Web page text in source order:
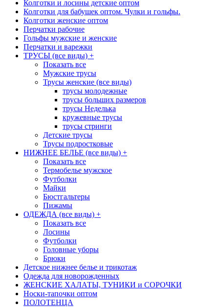
Колготки и лосины детские оптом
Колготки для бабушек оптом. Чулки и гольфы.
Колготки женские оптом
Перчатки рабочие
Гольфы мужские и женские
Перчатки и варежки
ТРУСЫ (все виды) +
Показать все
Мужские трусы
Трусы женские (все виды)
трусы молодежные
трусы больших размеров
трусы Неделька
кружевные трусы
трусы стринги
Детские трусы
Трусы подростковые
НИЖНЕЕ БЕЛЬЕ (все виды) +
Показать все
Термобелье мужское
Футболки
Майки
Бюстгальтеры
Пижамы
ОДЕЖДА (все виды) +
Показать все
Лосины
Футболки
Головные уборы
Брюки
Детское нижнее белье и трикотаж
Одежда для новорожденных
ЖЕНСКИЕ ХАЛАТЫ, ТУНИКИ и СОРОЧКИ
Носки-тапочки оптом
ПОЛОТЕНЦА